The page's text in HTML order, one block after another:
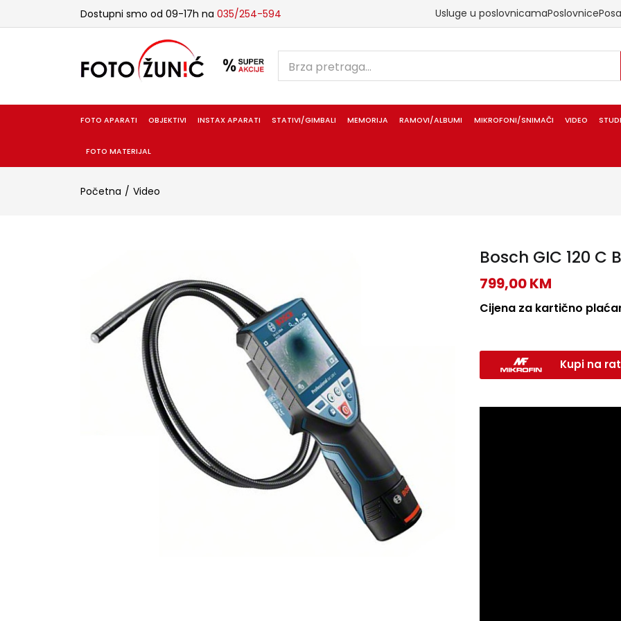
Dostupni smo od 09-17h na 035/254-594 Usluge u poslovnicamaPoslovnice
FOTO APARATI OBJEKTIVI INSTAX APARATI STATIVI/GIMBALI MEMORIJA RAMOVI/ALBUMI MIKROFONI/SNIMAČI VIDEO
FOTO MATERIJAL
Početna Video
Bosch GIC 120
799,00KM
Cijena za kartično
Kupi na